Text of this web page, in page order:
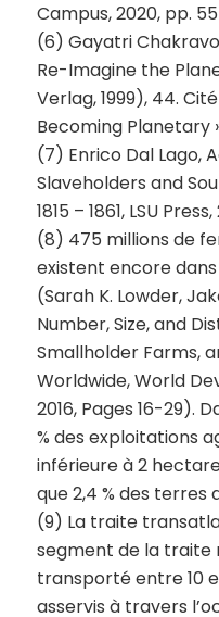
Campus, 2020, pp.
(6) Gayatri
Re-Imagine the
Verlag, 1999), 44.
Becoming Planetary
(7) Enrico Dal Lago,
Slaveholders and
1815 – 1861, LSU
(8) 475 millions de
existent encore dans
(Sarah K. Lowder,
Number, Size, and
Smallholder Farms,
Worldwide, World
2016, Pages 16-29).
% des exploitations
inférieure à 2
que 2,4 % des terres
(9) La traite
segment de la traite
transporté entre 10
asservis à travers